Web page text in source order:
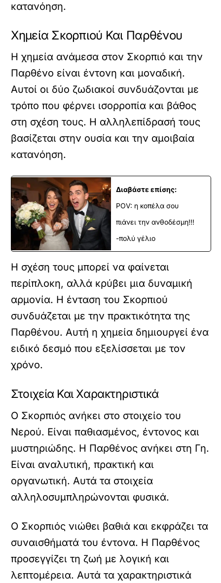
κατανόηση.
Χημεία Σκορπιού Και Παρθένου
Η χημεία ανάμεσα στον Σκορπιό και την
Παρθένο είναι έντονη και μοναδική.
Αυτοί οι δύο ζωδιακοί συνδυάζονται με
τρόπο που φέρνει ισορροπία και βάθος
στη σχέση τους. Η αλληλεπίδρασή τους
βασίζεται στην ουσία και την αμοιβαία
κατανόηση.
Διαβάστε επίσης:
POV: η κοπέλα σου
πιάνει την ανθοδέσμη!!!
-πολύ γέλιο
Η σχέση τους μπορεί να φαίνεται
περίπλοκη, αλλά κρύβει μια δυναμική
αρμονία. Η ένταση του Σκορπιού
συνδυάζεται με την πρακτικότητα της
Παρθένου. Αυτή η χημεία δημιουργεί ένα
ειδικό δεσμό που εξελίσσεται με τον
χρόνο.
Στοιχεία Και Χαρακτηριστικά
Ο Σκορπιός ανήκει στο στοιχείο του
Νερού. Είναι παθιασμένος, έντονος και
μυστηριώδης. Η Παρθένος ανήκει στη Γη.
Είναι αναλυτική, πρακτική και
οργανωτική. Αυτά τα στοιχεία
αλληλοσυμπληρώνονται φυσικά.
Ο Σκορπιός νιώθει βαθιά και εκφράζει τα
συναισθήματά του έντονα. Η Παρθένος
προσεγγίζει τη ζωή με λογική και
λεπτομέρεια. Αυτά τα χαρακτηριστικά